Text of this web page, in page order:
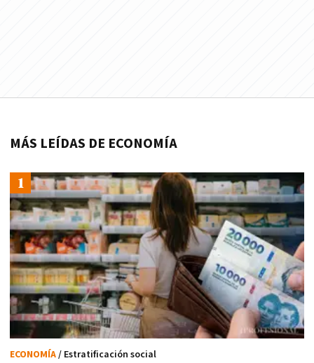
MÁS LEÍDAS DE ECONOMÍA
ECONOMÍA/ Estratificación social